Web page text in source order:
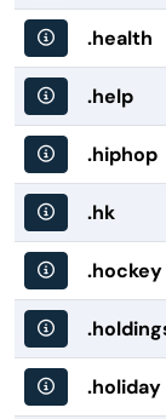
.health
.help
.hiphop
.hk
.hockey
.holiday